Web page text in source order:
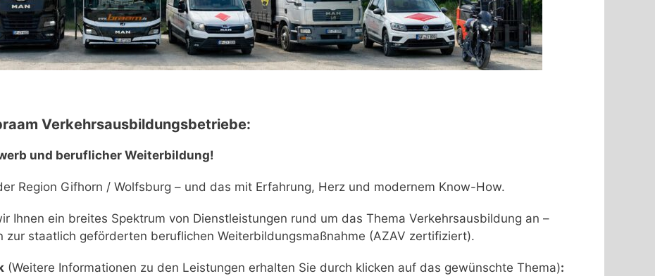
Verkehrsausbildungsbetriebe:
und beruflicher Weiterbildung!
Region Gifhorn / Wolfsburg – und das mit Erfahrung, Herz und modernem Know-How.
Ihnen ein breites Spektrum von Dienstleistungen rund um das Thema Verkehrsausbildung an –
zur staatlich geförderten beruflichen Weiterbildungsmaßnahme (AZAV zertifiziert).
(Weitere Informationen zu den Leistungen erhalten Sie durch klicken auf das gewünschte Thema):